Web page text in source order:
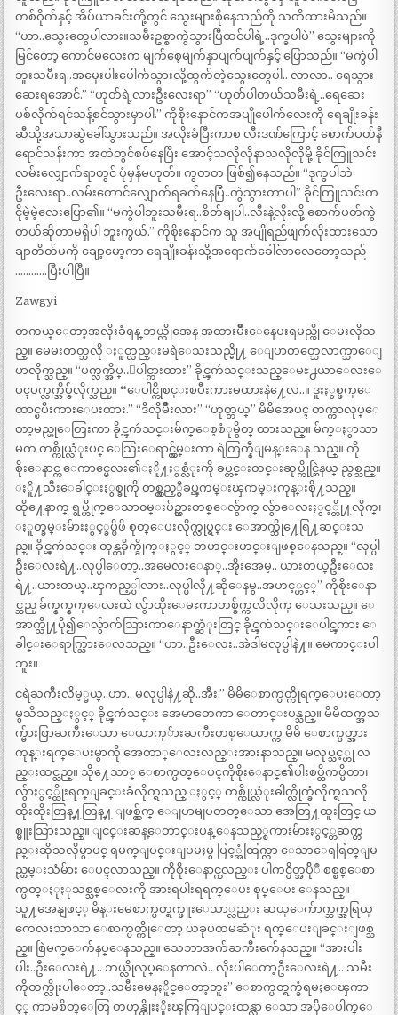
တစ်ဝိုက်နှင့် အိပ်ယာခင်းတို့တွင် သွေးများစိုနေသည်ကို သတိထားမိသည်။
“ဟာ..သွေးတွေပါလား။သမီးဥစ္စာကွဲသွားပြီထင်ပါရဲ့..ဒုက္ခပါပဲ” သွေးများကို
မြင်တော့ ကောင်မလေးက မျက်စေ့မျက်နှာပျက်ပျက်နှင့် ပြောသည်။ “မကွဲပါ
ဘူးသမီးရ..အမှေးပါးပေါက်သွားလို့ထွက်တဲ့သွေးတွေပါ.. လာလာ.. ရေသွား
ဆေးရအောင်.” “ဟုတ်ရဲ့လားဦးလေးရာ” “ဟုတ်ပါတယ်သမီးရဲ့..ရေဆေး
ပစ်လိုက်ရင်သန့်စင်သွားမှာပါ.” ကိုစိုးနောင်ကအပျိုပေါက်လေးကို ရေချိုးခန်း
ဆီသို့အသာဆွဲခေါ်သွားသည်။ အလိုးခံပြီးကာစ လီးဒဏ်ကြောင့် စောက်ပတ်နီ
ရောင်သန်းကာ အထဲတွင်စပ်နေပြီး အောင့်သလိုလိုနာသလိုလိုမို့ ခိုင်ကြူသင်း
လမ်းလျှောက်ရာတွင် ပုံမှန်မဟုတ်။ ကွတတ ဖြစ်၍နေသည်။ “ဒုက္ခပါဘဲ
ဦးလေးရာ..လမ်းတောင်လျှောက်ရခက်နေပြီ..ကွဲသွားတာပါ” ခိုင်ကြူသင်းက
ငိုမဲ့မဲ့လေးပြော၏။ “မကွဲပါဘူးသမီးရ..စိတ်ချပါ..လီးနဲ့လိုးလို့ စောက်ပတ်ကွဲ
တယ်ဆိုတာမရှိပါ ဘူးကွယ်.” ကိုစိုးနောင်က သူ အပျိုရည်ဖျက်လိုးထားသော
ချာတိတ်မကို ချော့မော့ကာ ရေချိုးခန်းသို့အရောက်ခေါ်လာလေတော့သည်
…………ပြီးပါပြီ။
Zawgyi
တကယ္ေတာ့အလိုးခံရန္ ဘယ္လိုအေန အထားမ်ိဳးေနေပးရမည္ကို ေမးလိုသ
ည္။ မေမးတတ္သလို ႏူတ္လည္းမရဲေသးသည္မို႔ ေျပာတတ္သေလာက္သာေျ
ပာလိုက္သည္။ “ပက္လက္အိပ္..ေပါင္ကားထား” ခိုင္ၾကဴသင္းသည္ေမႊ႕ယာေလးေ
ပၚပက္လက္အိပ္ခ်လိုက္သည္။ “ေပါင္ကိုစင္းၿပီးကားမထားနဲ႔ေလ..။ ဒူးႏွစ္ဖက္ေ
ထာင္ၿပီးကားေပးထား.” “ဒီလိုမ်ိဳးလား” “ဟုတ္တယ္” မိမိအေပၚ တက္ကာလုပ္ေ
တာ့မည္ဟုေတြးကာ ခိုင္ၾကဴသင္းမ်က္ေစ့စံုမွိတ္ ထားသည္။ မ်က္ႏွာသာ
မက တစ္ကိုယ္လံုးပင္ ေသြးေရာင္လွ်မ္းကာ ရဲတြတ္နီျမန္းေန သည္။ ကို
စိုးေနာင္က ေကာင္မေလး၏ႏိူ႔ႏွစ္လံုးကို ခပ္တင္းတင္းဆုပ္ကိုင္ဆြဲနယ္ ညွစ္သည္။
ႏိူ႔သီးေခါင္းႏွစ္ခုကို တစ္လွည့္စီခပ္ၾကမ္းၾကမ္းကုန္းစို႔သည္။
ထို႔ေနာက္ ရွပ္ဟိုက္ေသာ၀မ္းပ်ဥ္သားတစ္ေလွ်ာက္ လွ်ာေလးႏွင့္တို႔လိုက္၊
ႏူတ္ခမ္းမ်ားႏွင့္ခပ္ဖိဖိ စုတ္ေပးလိုက္လုပ္ရင္း ေအာက္သို႔ေရြ႔ဆင္းသ
ည္။ ခိုင္ၾကဴသင္း တုန္တခိုက္ခိုက္ႏွင့္ တဟင္းဟင္းျဖစ္ေနသည္။ “လုပ္ပါ
ဦးေလးရဲ႔..လုပ္ပါေတာ့..အမေလးေနာ္..အိုးအေမ့.. ယားတယ္ဦးေလး
ရဲ႔..ယားတယ္..ၾကည့္ပါလား..လုပ္ပါလို႔ဆိုေနမွ..အဟင့္ဟင့္” ကိုစိုးေနာ
င္သည္ ခ်က္နက္နက္ေလးထဲ လွ်ာထိုးေမႊကာတစ္ခ်က္ကလိလိုက္ ေသးသည္။ ေ
အာက္သို႔ပို၍ေလွ်ာက်သြားကာေနာက္ဆံုးတြင္ ခိုင္ၾကဴသင္းေပါင္ၾကား ေ
ခါင္းေရာက္သြားေလသည္။ “ဟာ..ဦးေလး..အဲဒါမလုပ္ပါနဲ႔။ မေကာင္းပါ
ဘူး။
ငရဲႀကီးလိမ့္မယ္..ဟာ.. မလုပ္ပါနဲ႔ဆို..အီး.” မိမိေစာက္ပတ္ကိုရက္ေပးေတာ့
မွသိသည္ႏွင့္ ခိုင္ၾကဴသင္း အေမာတေကာ ေတာင္းပန္သည္။ မိမိထက္အသ
က္မ်ားစြာႀကီးေသာ ေယာက္်ားႀကီးတစ္ေယာက္က မိမိ ေစာက္ပတ္အား
ကုန္းရက္ေပးမွာကို အေတာ္ေလးလည္းအားနာသည္။ မလုပ္သင့္ဟု လ
ည္းထင္သည္။ သို႔ေသာ္ ေစာက္ပတ္ေပၚကိုစိုးေနာင္၏ပါးစပ္ထိကပ္မိတာ၊
လွ်ာႏွင့္ထိုးရက္ျခင္းခံလိုက္ရသည္ ႏွင့္ တစ္ကိုယ္လံုးဓါတ္လိုက္ခံလိုက္ရသလို
ထိုးထိုးတြန္႔တြန္႔ ျဖစ္လွ်က္ ေျပာမျပတတ္ေသာ အေတြ႔ထူးတြင္ ယ
စ္မူးသြားသည္။ ျငင္းဆန္ေတာင္းပန္ ေနသည့္စကားမ်ားႏွင့္တဆက္တ
ည္းဆိုသလိုမွာပင္ ရမက္ျပင္းျပမႈမွ ပြင့္အံထြက္လာ ေသာေရရြတ္ျမ
ည္တမ္းသံမ်ား ေပၚလာသည္။ ကိုစိုးေနာင္ကလည္း ပါကင္ပိတ္အပ်ိုဳ စစ္စစ္ေစာ
က္ပတ္ႏုႏုသစ္သစ္ေလးကို အားရပါးရရက္ေပး စုပ္ေပး ေနသည္။
သူ႔အေနျဖင့္ မိန္းမေစာက္ပတ္ရက္ဖူးေသာ္လည္း ဆယ္ေက်ာက္သက္အရြယ္
ကေလးသာသာ ေစာက္ပတ္ကိုေတာ့ ယခုပထမဆံုး ရက္ေပးျခင္းျဖစ္သ
ည္။ စြဲမက္ေက်နပ္ေနသည္။ သေဘာအက်ႀကီးက်ေနသည္။ “အားပါး
ပါး..ဦးေလးရဲ႔.. ဘယ္လိုလုပ္ေနတာလဲ.. လိုးပါေတာ့ဦးေလးရဲ႔.. သမီး
ကိုတက္လိုးပါေတာ့..သမီးမေနႏိူင္ေတာ့ဘူး” ေစာက္ပတ္ရက္ခံရမႈေၾကာ
င့္ ကာမစိတ္ေတြ တဟုန္ထိုးႏိူးၾကြျပင္းထန္လာ ေသာ အပ်ိုေပါက္ေ